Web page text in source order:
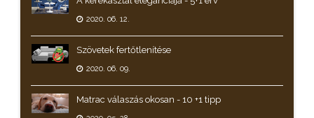
2020. 06. 12.
Szövetek fertőtlenítése
2020. 06. 09.
Matrac válaszás okosan - 10 +1 tipp